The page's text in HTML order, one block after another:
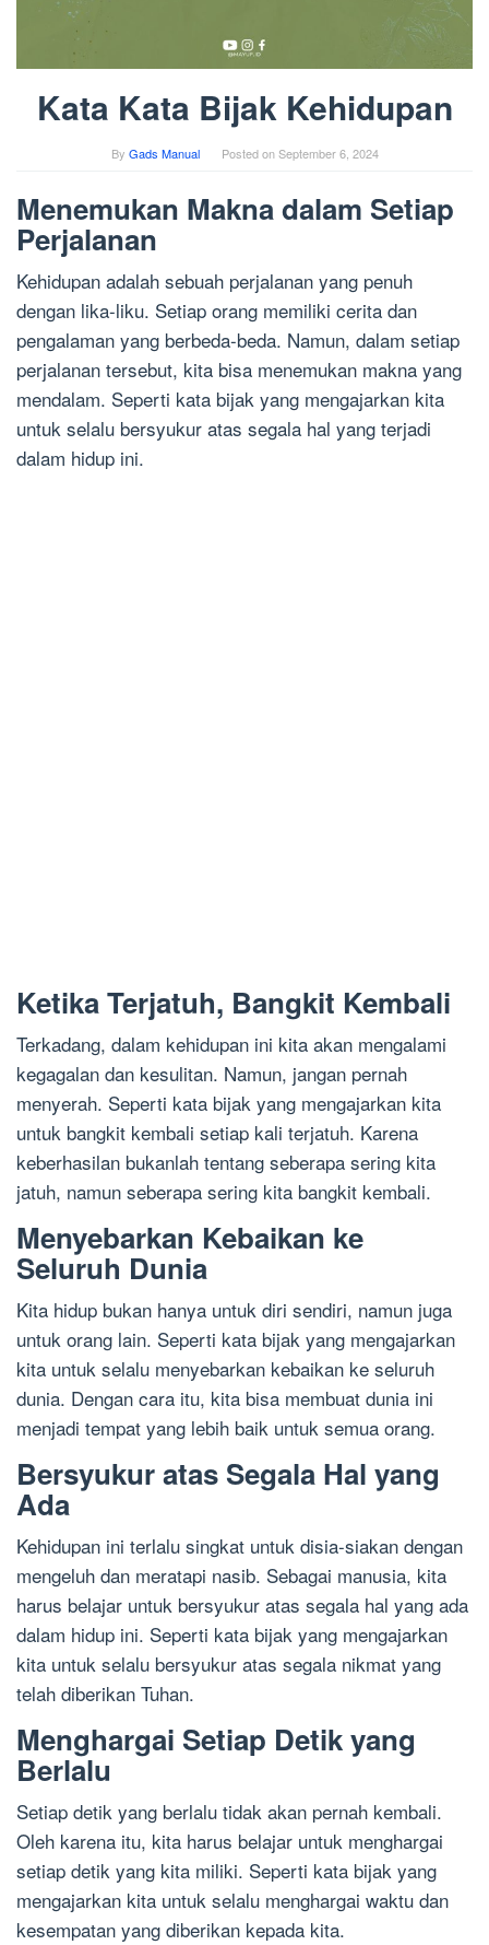
Kata Kata Bijak Kehidupan
By Gads Manual Posted onSeptember 6, 2024
Menemukan Makna dalam Setiap
Perjalanan
Kehidupan adalah sebuah perjalanan yang penuh
dengan lika-liku. Setiap orang memiliki cerita dan
pengalaman yang berbeda-beda. Namun, dalam setiap
perjalanan tersebut, kita bisa menemukan makna yang
mendalam. Seperti kata bijak yang mengajarkan kita
untuk selalu bersyukur atas segala hal yang terjadi
dalam hidup ini.
Ketika Terjatuh, Bangkit Kembali
Terkadang, dalam kehidupan ini kita akan mengalami
kegagalan dan kesulitan. Namun, jangan pernah
menyerah. Seperti kata bijak yang mengajarkan kita
untuk bangkit kembali setiap kali terjatuh. Karena
keberhasilan bukanlah tentang seberapa sering kita
jatuh, namun seberapa sering kita bangkit kembali.
Menyebarkan Kebaikan ke
Seluruh Dunia
Kita hidup bukan hanya untuk diri sendiri, namun juga
untuk orang lain. Seperti kata bijak yang mengajarkan
kita untuk selalu menyebarkan kebaikan ke seluruh
dunia. Dengan cara itu, kita bisa membuat dunia ini
menjadi tempat yang lebih baik untuk semua orang.
Bersyukur atas Segala Hal yang
Ada
Kehidupan ini terlalu singkat untuk disia-siakan dengan
mengeluh dan meratapi nasib. Sebagai manusia, kita
harus belajar untuk bersyukur atas segala hal yang ada
dalam hidup ini. Seperti kata bijak yang mengajarkan
kita untuk selalu bersyukur atas segala nikmat yang
telah diberikan Tuhan.
Menghargai Setiap Detik yang
Berlalu
Setiap detik yang berlalu tidak akan pernah kembali.
Oleh karena itu, kita harus belajar untuk menghargai
setiap detik yang kita miliki. Seperti kata bijak yang
mengajarkan kita untuk selalu menghargai waktu dan
kesempatan yang diberikan kepada kita.